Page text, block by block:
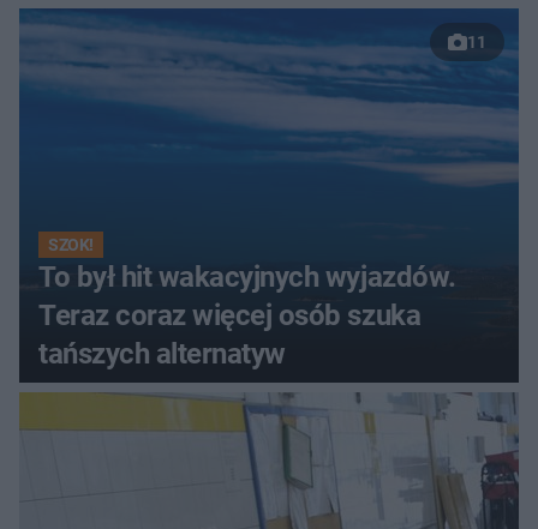
11
SZOK!
To był hit wakacyjnych wyjazdów.
Teraz coraz więcej osób szuka
tańszych alternatyw